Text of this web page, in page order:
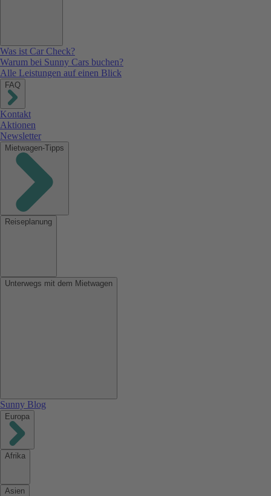
Was ist Car Check?
Warum bei Sunny Cars buchen?
Alle Leistungen auf einen Blick
FAQ
Kontakt
Aktionen
Newsletter
Mietwagen-Tipps
Reiseplanung
Unterwegs mit dem Mietwagen
Sunny Blog
Europa
Afrika
Asien